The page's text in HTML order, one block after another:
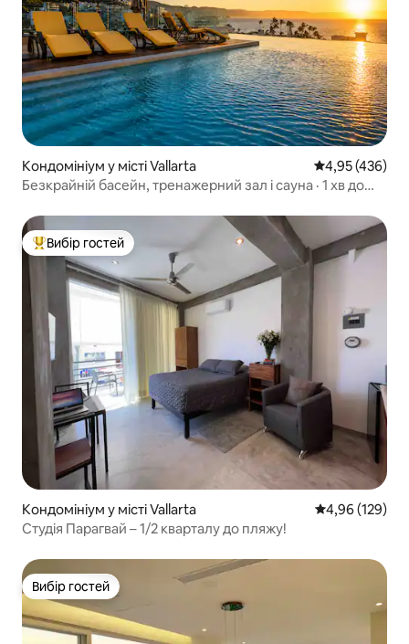
Кондомініум у місті Vallarta Середня
4,95 (436)
Безкрайній басейн, тренажерний зал і сауна · 1 хв до
Топ вибір гостей
Вибір гостей
Кондомініум у місті Vallarta Середня
4,96 (129)
Студія Парагвай – 1/2 кварталу до пляжу!
Вибір гостей
Вибір гостей